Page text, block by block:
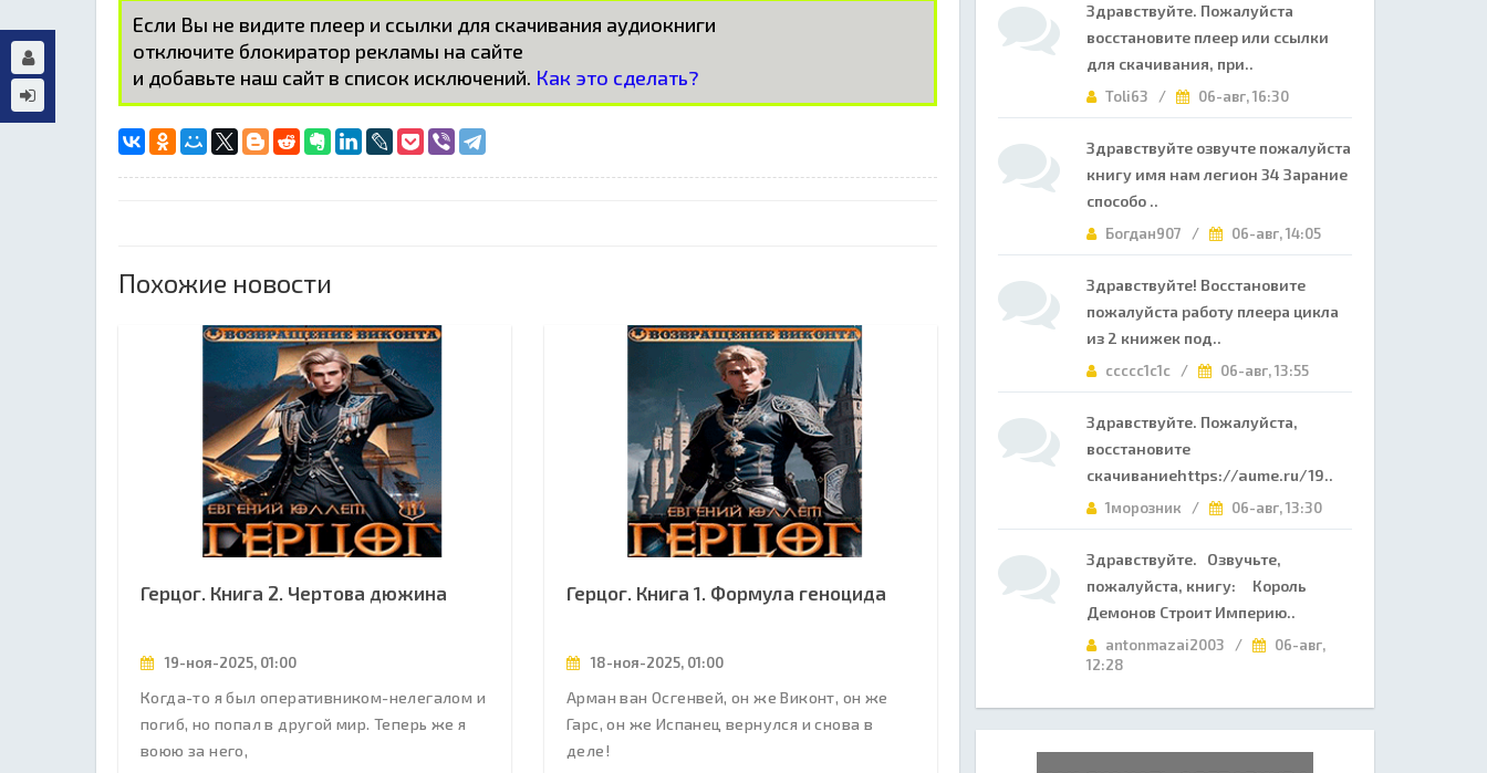
Если Вы не видите плеер и ссылки для скачивания аудиокниги
отключите блокиратор рекламы на сайте
и добавьте наш сайт в список исключений. Как это сделать?
Похожие новости
Герцог. Книга 2. Чертова дюжина
19-ноя-2025, 01:00
Когда-то я был оперативником-нелегалом и
погиб, но попал в другой мир. Теперь же я
воюю за него,
Герцог. Книга 1. Формула геноцида
18-ноя-2025, 01:00
Арман ван Осгенвей, он же Виконт, он же
Гарс, он же Испанец вернулся и снова в
деле!
Здравствуйте. Пожалуйста
восстановите плеер или ссылки
для скачивания, при..
Toli63 / 06-авг, 16:30
Здравствуйте озвучте пожалуйста
книгу имя нам легион 34 Зарание
способо ..
Богдан907 / 06-авг, 14:05
Здравствуйте! Восстановите
пожалуйста работу плеера цикла
из 2 книжек под..
ccccc1c1c / 06-авг, 13:55
Здравствуйте. Пожалуйста,
восстановите
скачиваниеhttps://aume.ru/19..
1морозник / 06-авг, 13:30
Здравствуйте. Озвучьте,
пожалуйста, книгу: Король
Демонов Строит Империю..
antonmazai2003 /
06-авг,
12:28